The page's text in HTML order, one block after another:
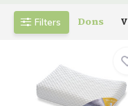
Filters Dons